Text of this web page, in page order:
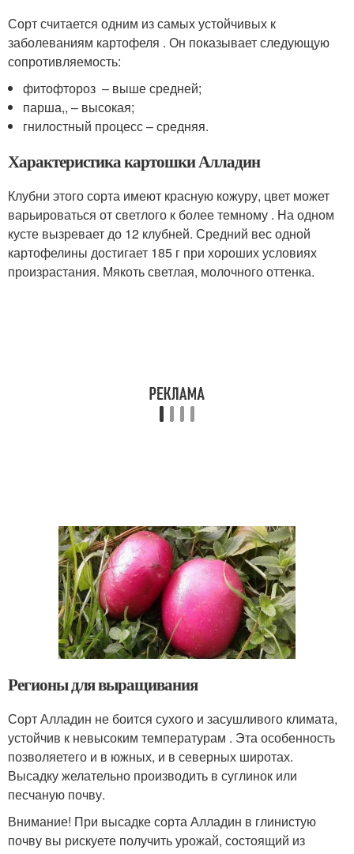
Сорт считается одним из самых устойчивых к
заболеваниям картофеля . Он показывает следующую
сопротивляемость:
фитофтороз – выше средней;
парша,, – высокая;
гнилостный процесс – средняя.
Характеристика картошки Алладин
Клубни этого сорта имеют красную кожуру, цвет может
варьироваться от светлого к более темному . На одном
кусте вызревает до 12 клубней. Средний вес одной
картофелины достигает 185 г при хороших условиях
произрастания. Мякоть светлая, молочного оттенка.
Регионы для выращивания
Сорт Алладин не боится сухого и засушливого климата,
устойчив к невысоким температурам . Эта особенность
позволяетего и в южных, и в северных широтах.
Высадку желательно производить в суглинок или
песчаную почву.
Внимание! При высадке сорта Алладин в глинистую
почву вы рискуете получить урожай, состоящий из